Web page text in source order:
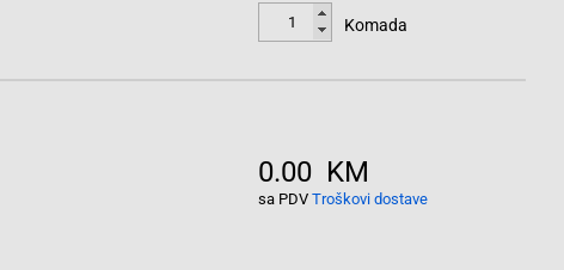
Komada
0.00 KM
sa PDV Troškovi dostave